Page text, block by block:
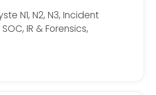
N1, N2, N3, Incident
IR & Forensics,